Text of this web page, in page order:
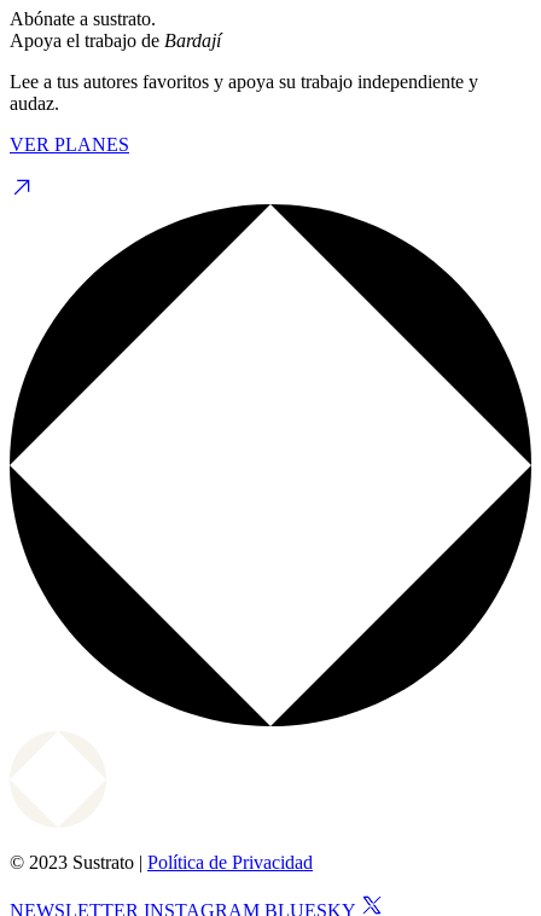
Abónate a sustrato.
Apoya el trabajo de Bardají
Lee a tus autores favoritos y apoya su trabajo independiente y
audaz.
VER PLANES
© 2023 Sustrato | Política de Privacidad
NEWSLETTER INSTAGRAM BLUESKY